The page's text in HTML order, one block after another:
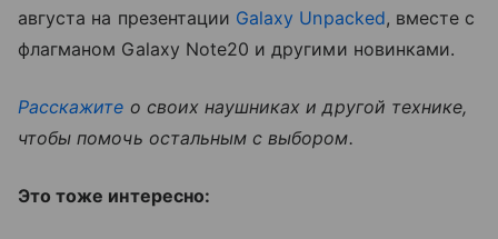
августа на презентации Galaxy Unpacked, вместе с
флагманом Galaxy Note20 и другими новинками.
Расскажите о своих наушниках и другой технике,
чтобы помочь остальным с выбором.
Это тоже интересно: